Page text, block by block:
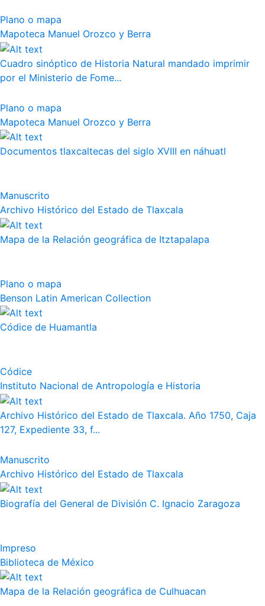
Plano o mapa
Mapoteca Manuel Orozco y Berra
Cuadro sinóptico de Historia Natural mandado imprimir
por el Ministerio de Fome...
Plano o mapa
Mapoteca Manuel Orozco y Berra
Documentos tlaxcaltecas del siglo XVIII en náhuatl
Manuscrito
Archivo Histórico del Estado de Tlaxcala
Mapa de la Relación geográfica de Itztapalapa
Plano o mapa
Benson Latin American Collection
Códice de Huamantla
Códice
Instituto Nacional de Antropología e Historia
Archivo Histórico del Estado de Tlaxcala. Año 1750, Caja
127, Expediente 33, f...
Manuscrito
Archivo Histórico del Estado de Tlaxcala
Biografía del General de División C. Ignacio Zaragoza
Impreso
Biblioteca de México
Mapa de la Relación geográfica de Culhuacan